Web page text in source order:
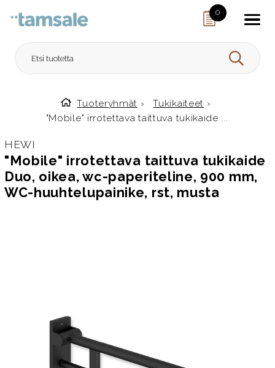
0
HAE
Etusivulle
Tuoteryhmät › Tukikaiteet ›
"Mobile" irrotettava taittuva tukikaide ...
HEWI
"Mobile" irrotettava taittuva tukikaide
Duo, oikea, wc-paperiteline, 900 mm,
WC-huuhtelupainike, rst, musta